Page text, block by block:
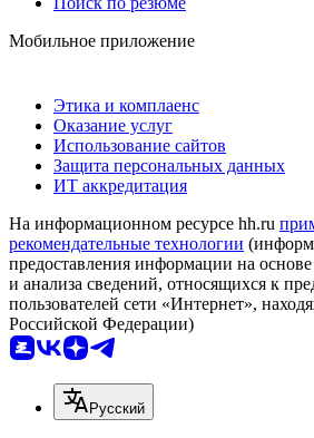
Мобильное приложение
Этика и комплаенс
Оказание услуг
Использование сайтов
Защита персональных данных
ИТ аккредитация
На информационном ресурсе hh.ru
рекомендательные технологии
предоставления информации на основе
и анализа сведений, относящихся к
пользователей сети «Интернет»,
Российской Федерации)
Русский